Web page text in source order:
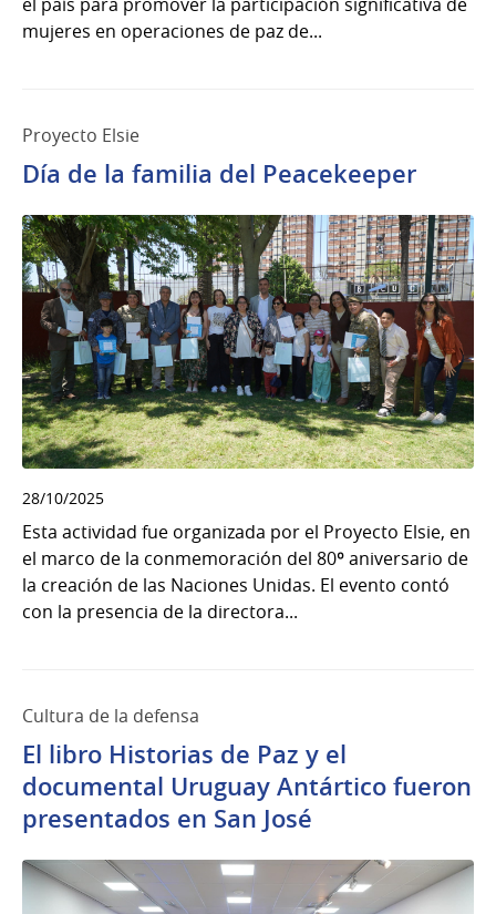
mujeres en operaciones de paz de...
Proyecto Elsie
Día de la familia del Peacekeeper
28/10/2025
Esta actividad fue organizada por el Proyecto Elsie, en
el marco de la conmemoración del 80º aniversario de
la creación de las Naciones Unidas. El evento contó
con la presencia de la directora...
Cultura de la defensa
El libro Historias de Paz y el
documental Uruguay Antártico fueron
presentados en San José